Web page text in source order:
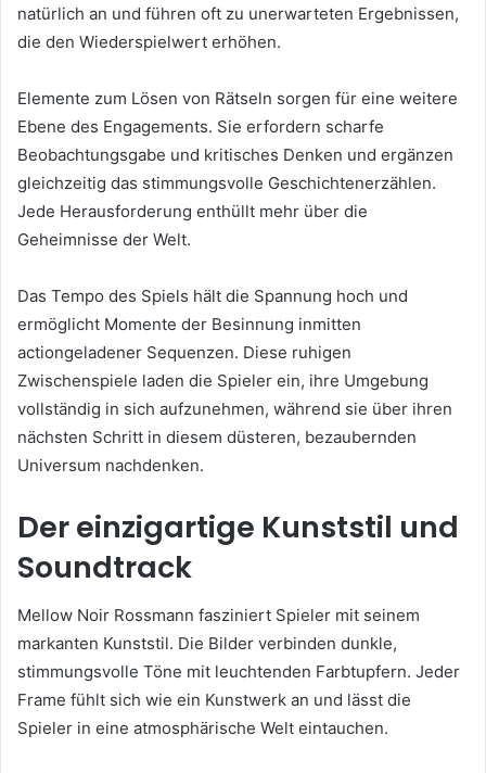
natürlich an und führen oft zu unerwarteten Ergebnissen,
die den Wiederspielwert erhöhen.
Elemente zum Lösen von Rätseln sorgen für eine weitere
Ebene des Engagements. Sie erfordern scharfe
Beobachtungsgabe und kritisches Denken und ergänzen
gleichzeitig das stimmungsvolle Geschichtenerzählen.
Jede Herausforderung enthüllt mehr über die
Geheimnisse der Welt.
Das Tempo des Spiels hält die Spannung hoch und
ermöglicht Momente der Besinnung inmitten
actiongeladener Sequenzen. Diese ruhigen
Zwischenspiele laden die Spieler ein, ihre Umgebung
vollständig in sich aufzunehmen, während sie über ihren
nächsten Schritt in diesem düsteren, bezaubernden
Universum nachdenken.
Der einzigartige Kunststil und
Soundtrack
Mellow Noir Rossmann fasziniert Spieler mit seinem
markanten Kunststil. Die Bilder verbinden dunkle,
stimmungsvolle Töne mit leuchtenden Farbtupfern. Jeder
Frame fühlt sich wie ein Kunstwerk an und lässt die
Spieler in eine atmosphärische Welt eintauchen.